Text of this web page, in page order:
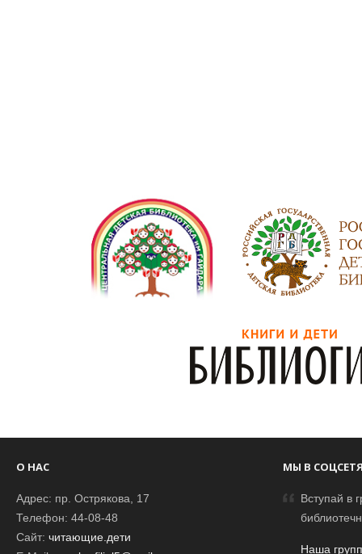
О НАС
Адрес: пр. Острякова, 17
Телефон: 44-08-48
Сайт: читающие.дети
МЫ В
Вступай в
Наша